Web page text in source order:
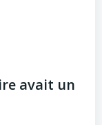
avait un